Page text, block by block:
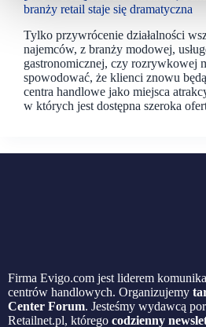
branży retail staje się dramatyczna
Tylko przywrócenie działalności
najemców, z branży modowej,
gastronomicznej, czy rozrywkowej
spowodować, że klienci znowu
centra handlowe jako miejsca
w których jest dostępna szeroka
Firma Evigo.com jest liderem
centrów handlowych. Organizujemy
Center Forum. Jesteśmy wydawcą
Retailnet.pl, którego codzienny